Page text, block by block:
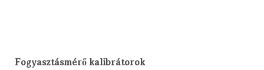
Fogyasztásmérő kalibrátorok